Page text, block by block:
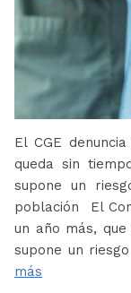
El CGE
queda sin
supone un
población El
un año más,
supone un
más